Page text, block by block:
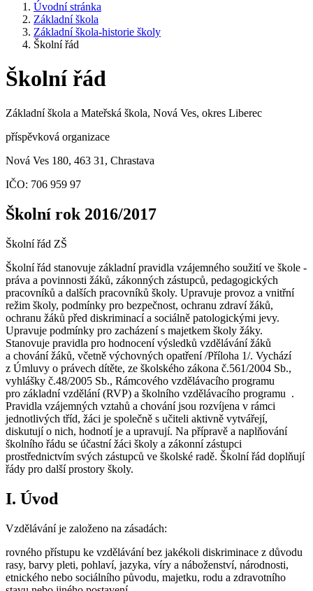
Úvodní stránka
Základní škola
Základní škola-historie školy
Školní řád
Školní řád
Základní škola a Mateřská škola, Nová Ves, okres Liberec
příspěvková organizace
Nová Ves 180, 463 31, Chrastava
IČO: 706 959 97
Školní rok 2016/2017
Školní řád ZŠ
Školní řád stanovuje základní pravidla vzájemného soužití ve škole -
práva a povinnosti žáků, zákonných zástupců, pedagogických
pracovníků a dalších pracovníků školy. Upravuje provoz a vnitřní
režim školy, podmínky pro bezpečnost, ochranu zdraví žáků,
ochranu žáků před diskriminací a sociálně patologickými jevy.
Upravuje podmínky pro zacházení s majetkem školy žáky.
Stanovuje pravidla pro hodnocení výsledků vzdělávání žáků
a chování žáků, včetně výchovných opatření /Příloha 1/. Vychází
z Úmluvy o právech dítěte, ze školského zákona č.561/2004 Sb.,
vyhlášky č.48/2005 Sb., Rámcového vzdělávacího programu
pro základní vzdělání (RVP) a školního vzdělávacího programu .
Pravidla vzájemných vztahů a chování jsou rozvíjena v rámci
jednotlivých tříd, žáci je společně s učiteli aktivně vytvářejí,
diskutují o nich, hodnotí je a upravují. Na přípravě a naplňování
školního řádu se účastní žáci školy a zákonní zástupci
prostřednictvím svých zástupců ve školské radě. Školní řád doplňují
řády pro další prostory školy.
I. Úvod
Vzdělávání je založeno na zásadách:
rovného přístupu ke vzdělávání bez jakékoli diskriminace z důvodu
rasy, barvy pleti, pohlaví, jazyka, víry a náboženství, národnosti,
etnického nebo sociálního původu, majetku, rodu a zdravotního